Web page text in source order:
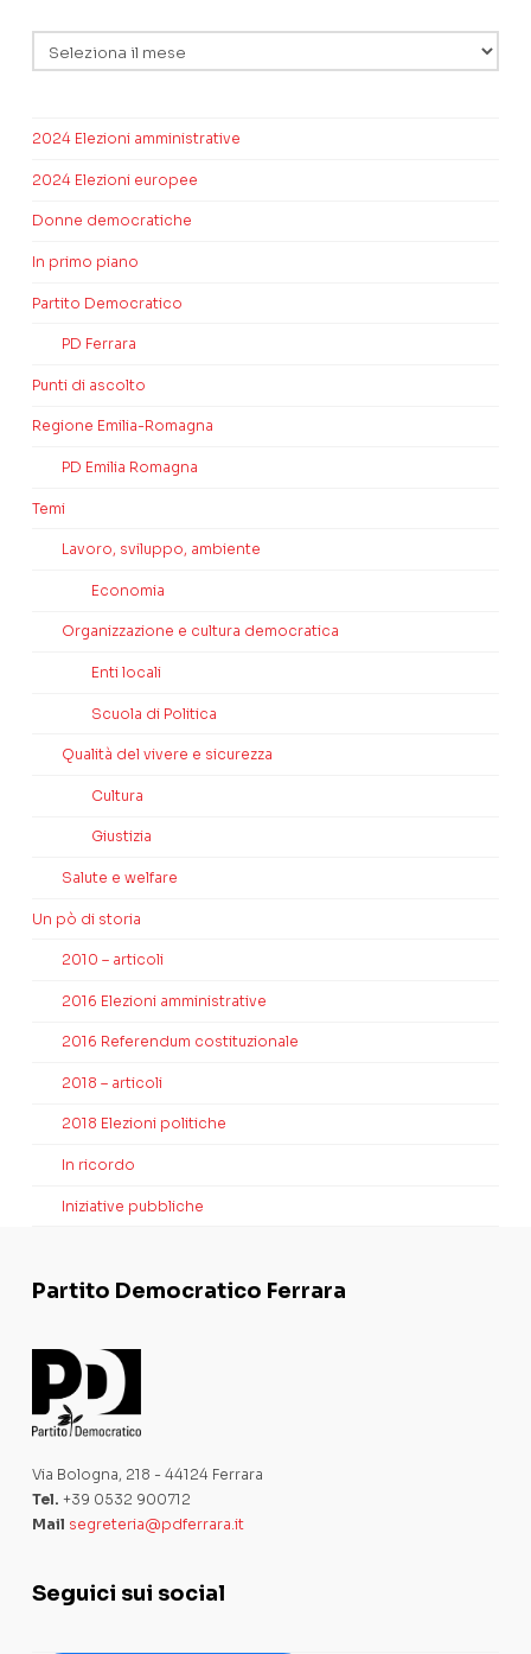
2024 Elezioni amministrative
2024 Elezioni europee
Donne democratiche
In primo piano
Partito Democratico
PD Ferrara
Punti di ascolto
Regione Emilia-Romagna
PD Emilia Romagna
Temi
Lavoro, sviluppo, ambiente
Economia
Organizzazione e cultura democratica
Enti locali
Scuola di Politica
Qualità del vivere e sicurezza
Cultura
Giustizia
Salute e welfare
Un pò di storia
2010 – articoli
2016 Elezioni amministrative
2016 Referendum costituzionale
2018 – articoli
2018 Elezioni politiche
In ricordo
Iniziative pubbliche
Partito Democratico Ferrara
Via Bologna, 218 - 44124 Ferrara
Tel. +39 0532 900712
Mail segreteria@pdferrara.it
Seguici sui social